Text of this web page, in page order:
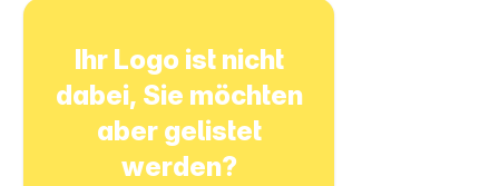
Ihr Logo ist nicht
dabei, Sie möchten
aber gelistet
werden?